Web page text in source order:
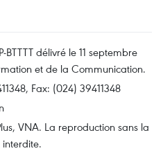
délivré le 11 septembre
et de la Communication.
Fax: (024) 39411348
VNA. La reproduction sans la